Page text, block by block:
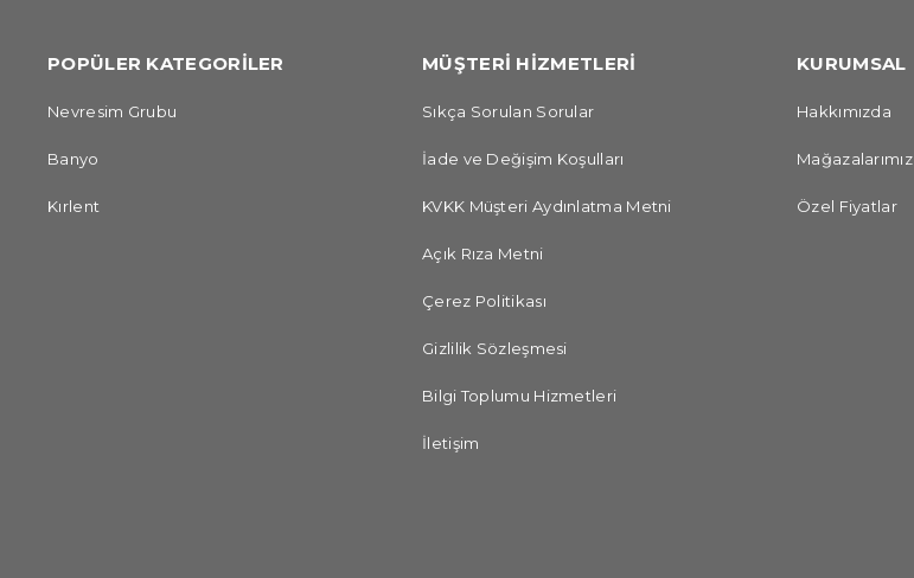
POPÜLER KATEGORİLER
Nevresim Grubu
Banyo
Kırlent
MÜŞTERİ HİZMETLERİ
Sıkça Sorulan Sorular
İade ve Değişim Koşulları
KVKK Müşteri Aydınlatma Metni
Açık Rıza Metni
Çerez Politikası
Gizlilik Sözleşmesi
Bilgi Toplumu Hizmetleri
İletişim
KURUMSAL
Hakkımızda
Mağazalarımız
Özel Fiyatlar